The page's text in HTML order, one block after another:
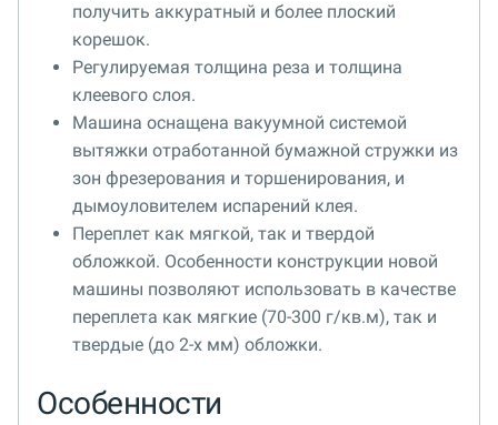
получить аккуратный и более плоский
корешок.
Регулируемая толщина реза и толщина
клеевого слоя.
Машина оснащена вакуумной системой
вытяжки отработанной бумажной стружки из
зон фрезерования и торшенирования, и
дымоуловителем испарений клея.
Переплет как мягкой, так и твердой
обложкой. Особенности конструкции новой
машины позволяют использовать в качестве
переплета как мягкие (70-300 г/кв.м), так и
твердые (до 2-х мм) обложки.
Особенности